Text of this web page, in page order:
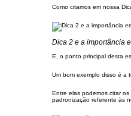
Como citamos em nossa
Dica 2 e a importância
E, o ponto principal desta
Um bom exemplo disso é a
Entre elas podemos citar
padronização referente às